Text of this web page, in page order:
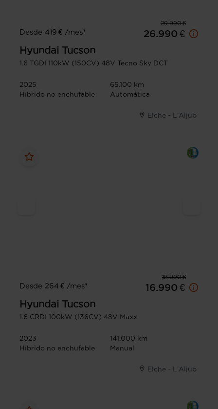
29.990 €
Desde 419 € /mes*
26.990 €
Hyundai Tucson
1.6 TGDI 110kW (150CV) 48V Tecno Sky DCT
2025
65.100 km
Híbrido no enchufable
Automática
Elche - L'Aljub
18.990 €
Desde 264 € /mes*
16.990 €
Hyundai Tucson
1.6 CRDI 100kW (136CV) 48V Maxx
2023
141.000 km
Híbrido no enchufable
Manual
Elche - L'Aljub